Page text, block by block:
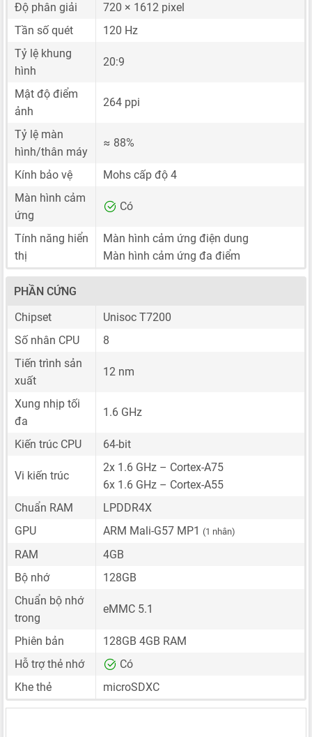
Độ phân giải
720 × 1612 pixel
Tần số quét
120 Hz
Tỷ lệ khung
hình
20:9
Mật độ điểm
ảnh
264 ppi
Tỷ lệ màn
hình/thân máy
≈ 88%
Kính bảo vệ
Mohs cấp độ 4
Màn hình cảm
ứng
Có
Tính năng hiển
thị
Màn hình cảm ứng điện dung
Màn hình cảm ứng đa điểm
PHẦN CỨNG
Chipset
Unisoc T7200
Số nhân CPU
8
Tiến trình sản
xuất
12 nm
Xung nhịp tối
đa
1.6 GHz
Kiến trúc CPU 64-bit
Vi kiến trúc
2x 1.6 GHz – Cortex-A75
6x 1.6 GHz – Cortex-A55
Chuẩn RAM
LPDDR4X
GPU
ARM Mali-G57 MP1 (1 nhân)
RAM
4GB
Bộ nhớ
128GB
Chuẩn bộ nhớ
trong
eMMC 5.1
Phiên bản
128GB 4GB RAM
Hỗ trợ thẻ nhớ
Có
Khe thẻ
microSDXC